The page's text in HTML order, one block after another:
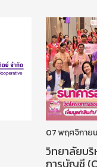
07 พฤศจิกาย
วิทยาลัยบริ
การบัญชี